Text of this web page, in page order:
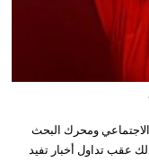
ومحرك البحث
عقب تداول أخبار تفيد